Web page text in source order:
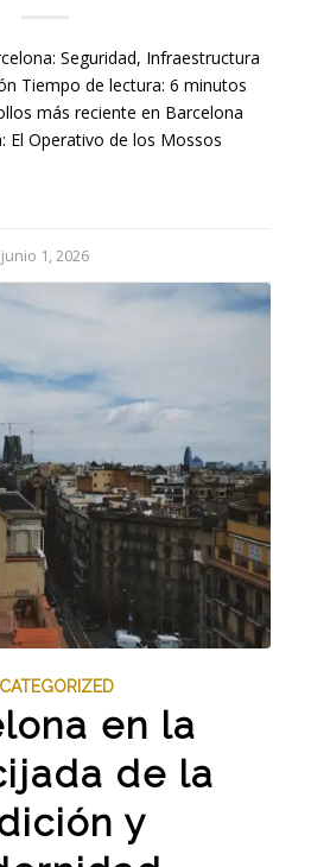
Seguridad, Infraestructura
Tiempo de lectura: 6 minutos
más reciente en Barcelona
El Operativo de los Mossos
junio 1, 2026
en la
de la
y